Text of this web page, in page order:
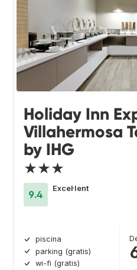
Holiday Inn
Villahermosa
by IHG
★★★
9.4
Excel·lent
piscina
parking (gratis)
wi-fi (gratis)